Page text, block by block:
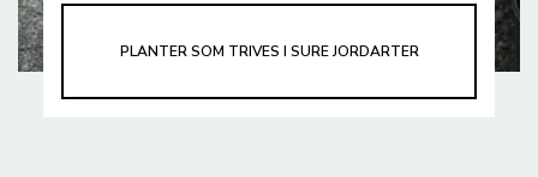
PLANTER SOM TRIVES I SURE JORDARTER